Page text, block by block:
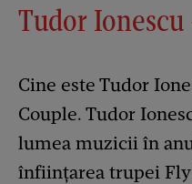
Tudor
Cine este Tudor
Couple. Tudor
lumea muzicii în
înființarea trupei Fly